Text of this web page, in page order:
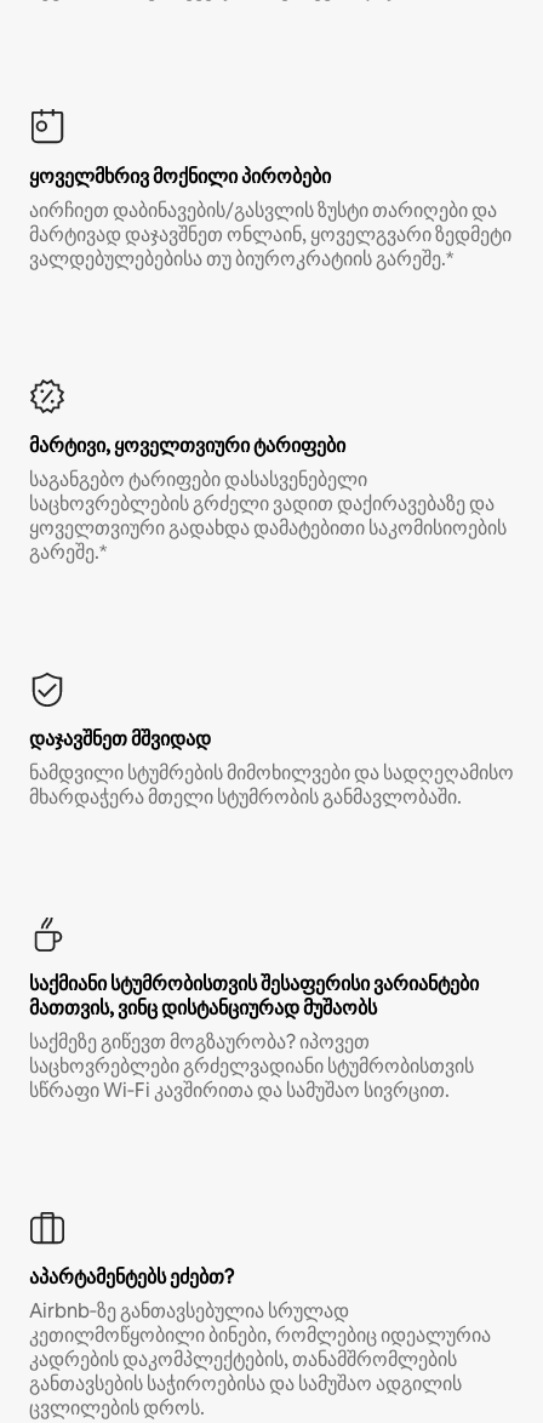
ყოველმხრივ მოქნილი პირობები
აირჩიეთ დაბინავების/გასვლის ზუსტი თარიღები და
მარტივად დაჯავშნეთ ონლაინ, ყოველგვარი ზედმეტი
ვალდებულებებისა თუ ბიუროკრატიის გარეშე.*
მარტივი, ყოველთვიური ტარიფები
საგანგებო ტარიფები დასასვენებელი
საცხოვრებლების გრძელი ვადით დაქირავებაზე და
ყოველთვიური გადახდა დამატებითი საკომისიოების
გარეშე.*
დაჯავშნეთ მშვიდად
ნამდვილი სტუმრების მიმოხილვები და სადღეღამისო
მხარდაჭერა მთელი სტუმრობის განმავლობაში.
საქმიანი სტუმრობისთვის შესაფერისი ვარიანტები
მათთვის, ვინც დისტანციურად მუშაობს
საქმეზე გიწევთ მოგზაურობა? იპოვეთ
საცხოვრებლები გრძელვადიანი სტუმრობისთვის
სწრაფი Wi‑Fi კავშირითა და სამუშაო სივრცით.
აპარტამენტებს ეძებთ?
Airbnb‑ზე განთავსებულია სრულად
კეთილმოწყობილი ბინები, რომლებიც იდეალურია
კადრების დაკომპლექტების, თანამშრომლების
განთავსების საჭიროებისა და სამუშაო ადგილის
ცვლილების დროს.